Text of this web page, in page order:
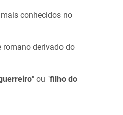
conhecidos no
romano derivado do
" ou "filho do